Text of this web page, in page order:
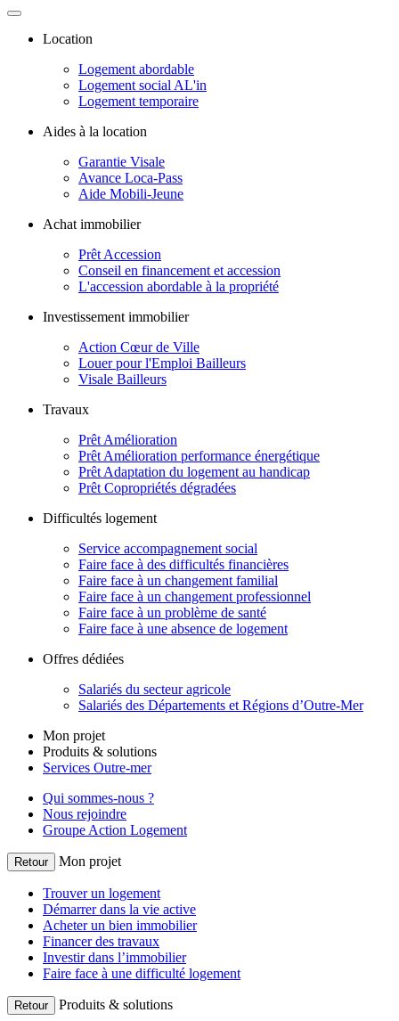
Location
Logement abordable
Logement social AL'in
Logement temporaire
Aides à la location
Garantie Visale
Avance Loca-Pass
Aide Mobili-Jeune
Achat immobilier
Prêt Accession
Conseil en financement et accession
L'accession abordable à la propriété
Investissement immobilier
Action Cœur de Ville
Louer pour l'Emploi Bailleurs
Visale Bailleurs
Travaux
Prêt Amélioration
Prêt Amélioration performance énergétique
Prêt Adaptation du logement au handicap
Prêt Copropriétés dégradées
Difficultés logement
Service accompagnement social
Faire face à des difficultés financières
Faire face à un changement familial
Faire face à un changement professionnel
Faire face à un problème de santé
Faire face à une absence de logement
Offres dédiées
Salariés du secteur agricole
Salariés des Départements et Régions d’Outre-Mer
Mon projet
Produits & solutions
Services Outre-mer
Qui sommes-nous ?
Nous rejoindre
Groupe Action Logement
Retour Mon projet
Trouver un logement
Démarrer dans la vie active
Acheter un bien immobilier
Financer des travaux
Investir dans l’immobilier
Faire face à une difficulté logement
Retour Produits & solutions